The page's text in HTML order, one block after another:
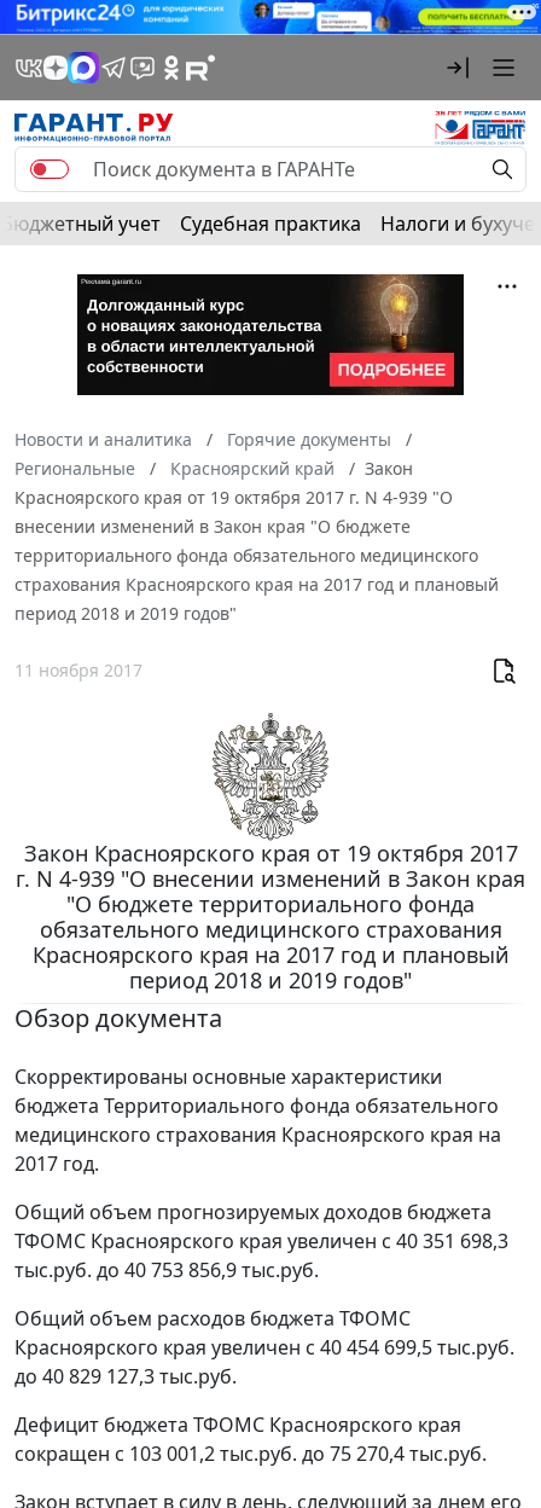
Бюджетный учет Судебная практика Налоги и
Новости и аналитика
Горячие документы
Региональные
Красноярский край
Закон
Красноярского края от 19 октября 2017 г. N 4-939 "О
внесении изменений в Закон края "О бюджете
территориального фонда обязательного медицинского
страхования Красноярского края на 2017 год и плановый
период 2018 и 2019 годов"
11 ноября 2017
Закон Красноярского края от 19 октября 2017
г. N 4-939 "О внесении изменений в Закон края
"О бюджете территориального фонда
обязательного медицинского страхования
Красноярского края на 2017 год и плановый
период 2018 и 2019 годов"
Обзор документа
Скорректированы основные характеристики
бюджета Территориального фонда обязательного
медицинского страхования Красноярского края на
2017 год.
Общий объем прогнозируемых доходов бюджета
ТФОМС Красноярского края увеличен с 40 351 698,3
тыс.руб. до 40 753 856,9 тыс.руб.
Общий объем расходов бюджета ТФОМС
Красноярского края увеличен с 40 454 699,5 тыс.руб.
до 40 829 127,3 тыс.руб.
Дефицит бюджета ТФОМС Красноярского края
сокращен с 103 001,2 тыс.руб. до 75 270,4 тыс.руб.
Закон вступает в силу в день, следующий за днем его